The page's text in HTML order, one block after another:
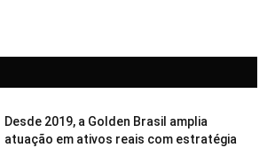
Desde 2019, a Golden Brasil amplia
atuação em ativos reais com estratégia